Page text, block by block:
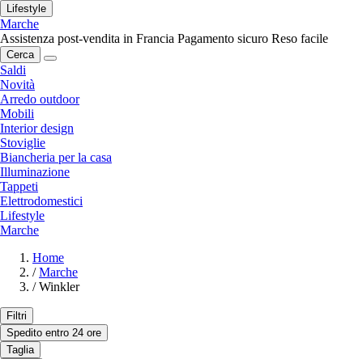
Lifestyle
Marche
Assistenza post-vendita in Francia Pagamento sicuro Reso facile
Cerca
Saldi
Novità
Arredo outdoor
Mobili
Interior design
Stoviglie
Biancheria per la casa
Illuminazione
Tappeti
Elettrodomestici
Lifestyle
Marche
Home
/ Marche
/ Winkler
Filtri
Spedito entro 24 ore
Taglia